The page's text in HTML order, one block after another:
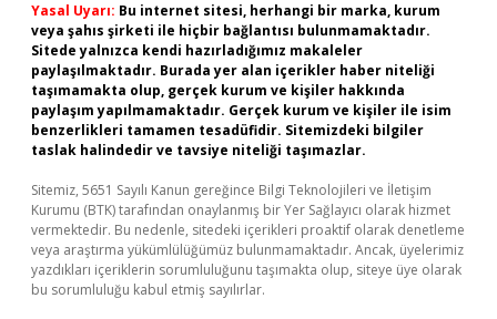
Yasal Uyarı: Bu internet sitesi, herhangi bir marka, kurum
veya şahıs şirketi ile hiçbir bağlantısı bulunmamaktadır.
Sitede yalnızca kendi hazırladığımız makaleler
paylaşılmaktadır. Burada yer alan içerikler haber niteliği
taşımamakta olup, gerçek kurum ve kişiler hakkında
paylaşım yapılmamaktadır. Gerçek kurum ve kişiler ile isim
benzerlikleri tamamen tesadüfidir. Sitemizdeki bilgiler
taslak halindedir ve tavsiye niteliği taşımazlar.
Sitemiz, 5651 Sayılı Kanun gereğince Bilgi Teknolojileri ve İletişim
Kurumu (BTK) tarafından onaylanmış bir Yer Sağlayıcı olarak hizmet
vermektedir. Bu nedenle, sitedeki içerikleri proaktif olarak denetleme
veya araştırma yükümlülüğümüz bulunmamaktadır. Ancak, üyelerimiz
yazdıkları içeriklerin sorumluluğunu taşımakta olup, siteye üye olarak
bu sorumluluğu kabul etmiş sayılırlar.